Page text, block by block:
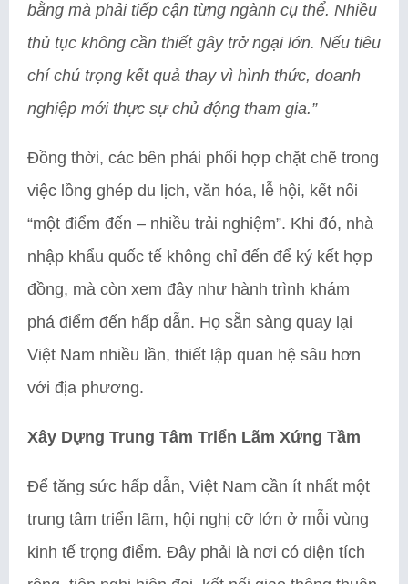
bằng mà phải tiếp cận từng ngành cụ thể. Nhiều
thủ tục không cần thiết gây trở ngại lớn. Nếu tiêu
chí chú trọng kết quả thay vì hình thức, doanh
nghiệp mới thực sự chủ động tham gia.”
Đồng thời, các bên phải phối hợp chặt chẽ trong
việc lồng ghép du lịch, văn hóa, lễ hội, kết nối
“một điểm đến – nhiều trải nghiệm”. Khi đó, nhà
nhập khẩu quốc tế không chỉ đến để ký kết hợp
đồng, mà còn xem đây như hành trình khám
phá điểm đến hấp dẫn. Họ sẵn sàng quay lại
Việt Nam nhiều lần, thiết lập quan hệ sâu hơn
với địa phương.
Xây Dựng Trung Tâm Triển Lãm Xứng Tầm
Để tăng sức hấp dẫn, Việt Nam cần ít nhất một
trung tâm triển lãm, hội nghị cỡ lớn ở mỗi vùng
kinh tế trọng điểm. Đây phải là nơi có diện tích